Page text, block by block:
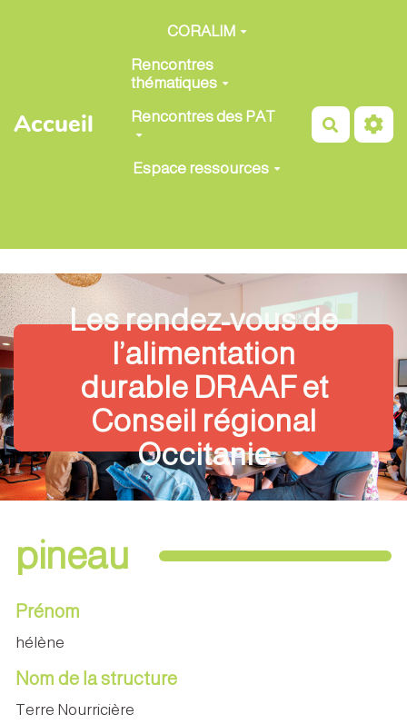
Aller au contenu principal
Accueil
CORALIM
Rencontres
thématiques
Rencontres des PAT
Espace ressources
Les rendez-vous de
l’alimentation
durable DRAAF et
Conseil régional
Occitanie
pineau
Prénom
hélène
Nom de la structure
Terre Nourricière